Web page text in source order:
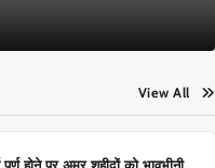
View All